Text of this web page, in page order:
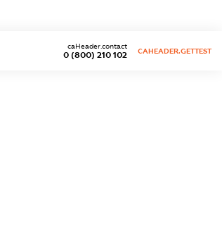
0 (800) 210 102
caHeader.contact
CAHEADER.GETTEST